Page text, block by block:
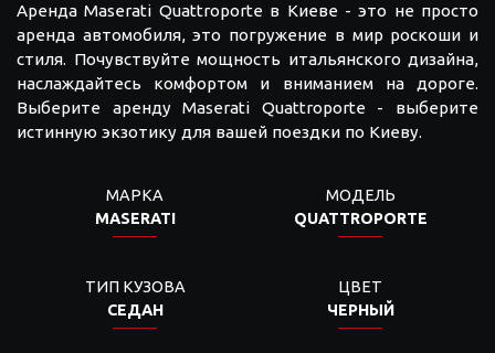
Аренда Maserati Quattroporte в Киеве - это не просто
аренда автомобиля, это погружение в мир роскоши и
стиля. Почувствуйте мощность итальянского дизайна,
наслаждайтесь комфортом и вниманием на дороге.
Выберите аренду Maserati Quattroporte - выберите
истинную экзотику для вашей поездки по Киеву.
МАРКА
MASERATI
МОДЕЛЬ
QUATTROPORTE
ТИП КУЗОВА
СЕДАН
ЦВЕТ
ЧЕРНЫЙ